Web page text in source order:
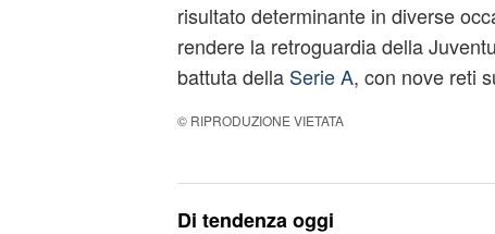
risultato determinante in diverse
rendere la retroguardia della
battuta della Serie A, con nove reti
© RIPRODUZIONE VIETATA
Di tendenza oggi